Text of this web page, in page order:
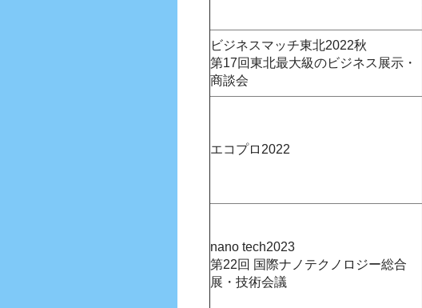
ビジネスマッチ東北2022秋
第17回東北最大級のビジネス展示・
商談会
エコプロ2022
nano tech2023
第22回 国際ナノテクノロジー総合
展・技術会議